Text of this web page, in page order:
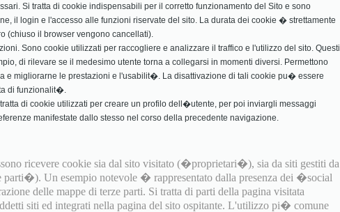
Si tratta di cookie indispensabili per il corretto funzionamento del Sito e sono
il login e l'accesso alle funzioni riservate del sito. La durata dei cookie � strettamente
(chiuso il browser vengono cancellati).
Sono cookie utilizzati per raccogliere e analizzare il traffico e l'utilizzo del sito. Questi
di rilevare se il medesimo utente torna a collegarsi in momenti diversi. Permettono
e migliorarne le prestazioni e l'usabilit�. La disattivazione di tali cookie pu� essere
di funzionalit�.
di cookie utilizzati per creare un profilo dell�utente, per poi inviargli messaggi
manifestate dallo stesso nel corso della precedente navigazione.
ricevere cookie sia dal sito visitato (�proprietari�), sia da siti gestiti da
Un esempio notevole � rappresentato dalla presenza dei �social
delle mappe di terze parti. Si tratta di parti della pagina visitata
siti ed integrati nella pagina del sito ospitante. L'utilizzo pi� comune